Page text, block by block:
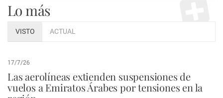
Lo más
VISTO ACTUAL
17/7/26
Las aerolíneas extienden suspensiones de
vuelos a Emiratos Árabes por tensiones en la